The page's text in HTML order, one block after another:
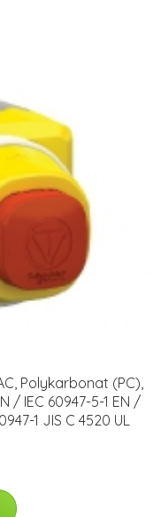
Polykarbonat (PC),
/ IEC 60947-5-1 EN /
1 JIS C 4520 UL